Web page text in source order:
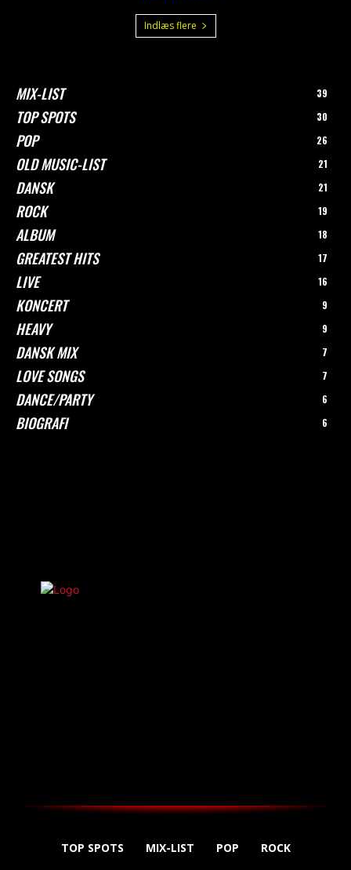
Indlæs flere
MIX-LIST 39
TOP SPOTS 30
POP 26
OLD MUSIC-LIST 21
DANSK 21
ROCK 19
ALBUM 18
GREATEST HITS 17
LIVE 16
KONCERT 9
HEAVY 9
DANSK MIX 7
LOVE SONGS 7
DANCE/PARTY 6
BIOGRAFI 6
TOP SPOTS MIX-LIST POP ROCK